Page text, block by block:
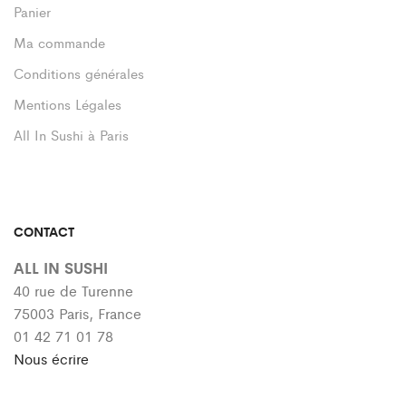
Panier
Ma commande
Conditions générales
Mentions Légales
All In Sushi à Paris
CONTACT
ALL IN SUSHI
40 rue de Turenne
75003 Paris, France
01 42 71 01 78
Nous écrire